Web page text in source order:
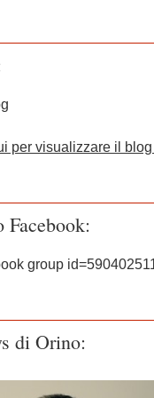
per visualizzare il
Facebook:
group
di Orino: